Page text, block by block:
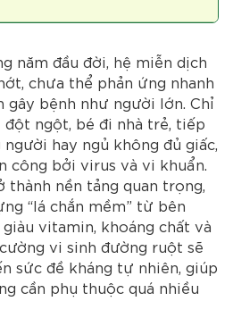
năm đầu đời, hệ miễn dịch
chưa thể phản ứng nhanh
gây bệnh như người lớn. Chỉ
ngột, bé đi nhà trẻ, tiếp
hay ngủ không đủ giấc,
công bởi virus và vi khuẩn.
nền tảng quan trọng,
“lá chắn mềm” từ bên
vitamin, khoáng chất và
vi sinh đường ruột sẽ
sức đề kháng tự nhiên, giúp
cần phụ thuộc quá nhiều